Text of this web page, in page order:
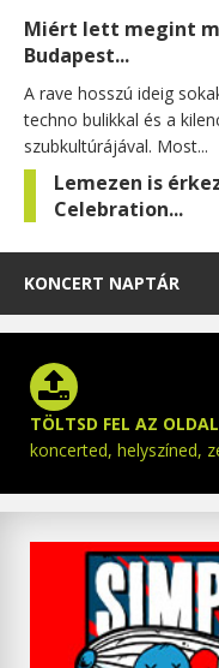
Miért lett megint
Budapest...
A rave hosszú ideig
techno bulikkal és a
szubkultúrájával. Most...
Lemezen is
Celebration...
KONCERT NAPTÁR
TÖLTSD FEL AZ
koncerted, helyszíned,